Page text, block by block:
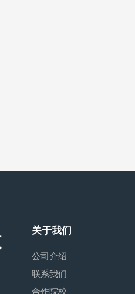
关于我们
公司介绍
联系我们
合作院校